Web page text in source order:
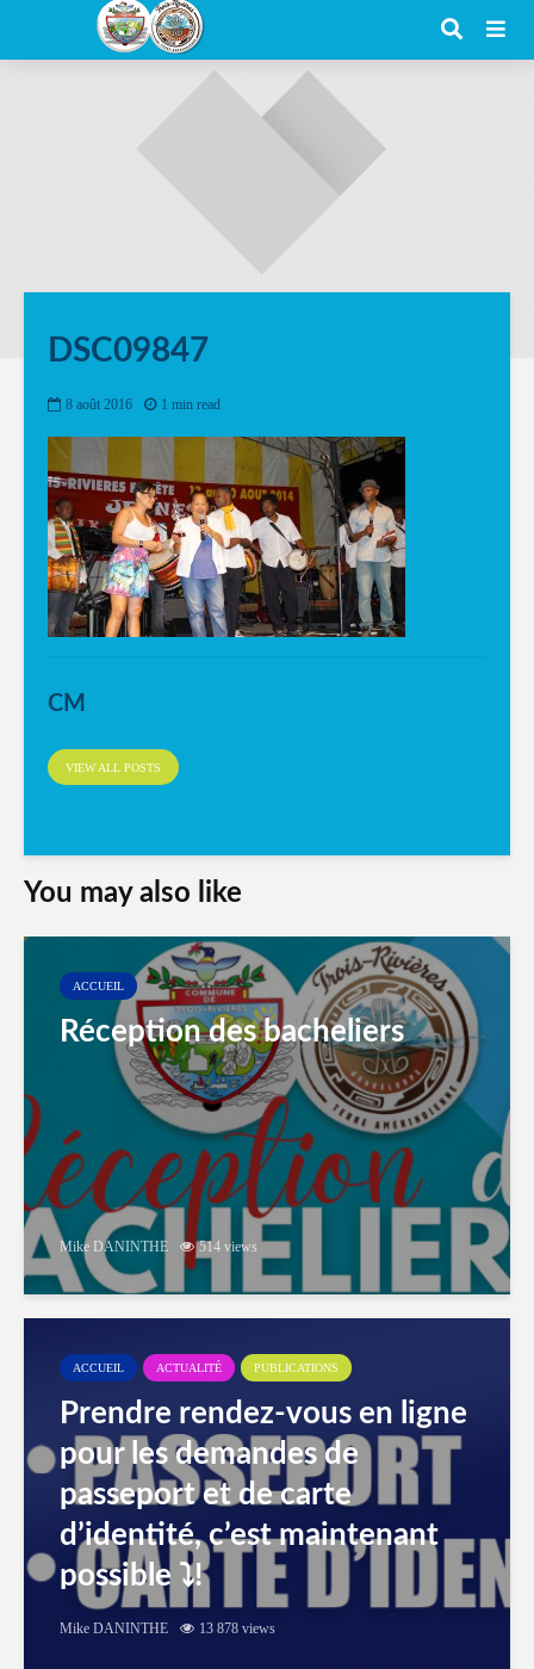
DSC09847
8 août 2016 1 min read
CM
VIEW ALL POSTS
You may also like
ACCUEIL
Réception des bacheliers
Mike DANINTHE 514 views
ACCUEIL ACTUALITÉ PUBLICATIONS
Prendre rendez-vous en ligne
pour les demandes de
passeport et de carte
d’identité, c’est maintenant
possible ⤵️!
Mike DANINTHE 13 878 views